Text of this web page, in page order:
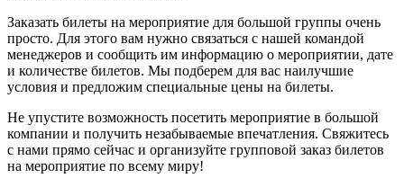
Заказать билеты на мероприятие для большой группы очень
просто. Для этого вам нужно связаться с нашей командой
менеджеров и сообщить им информацию о мероприятии, дате
и количестве билетов. Мы подберем для вас наилучшие
условия и предложим специальные цены на билеты.
Не упустите возможность посетить мероприятие в большой
компании и получить незабываемые впечатления. Свяжитесь
с нами прямо сейчас и организуйте групповой заказ билетов
на мероприятие по всему миру!